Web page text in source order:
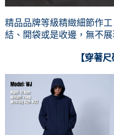
精品品牌等級精緻細節作
結、開袋或是收邊，無不
【穿著尺